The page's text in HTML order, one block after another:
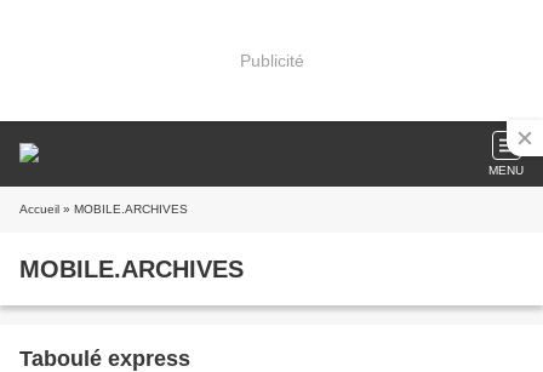
Publicité
MENU
Accueil » MOBILE.ARCHIVES
MOBILE.ARCHIVES
Taboulé express